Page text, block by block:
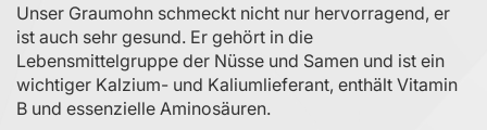
Unser Graumohn schmeckt nicht nur hervorragend, er
ist auch sehr gesund. Er gehört in die
Lebensmittelgruppe der Nüsse und Samen und ist ein
wichtiger Kalzium- und Kaliumlieferant, enthält Vitamin
B und essenzielle Aminosäuren.